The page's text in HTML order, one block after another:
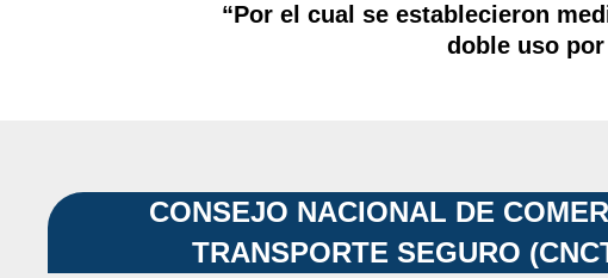
“Por el cual se establecieron
doble uso
CONSEJO NACIONAL DE
TRANSPORTE SEGURO